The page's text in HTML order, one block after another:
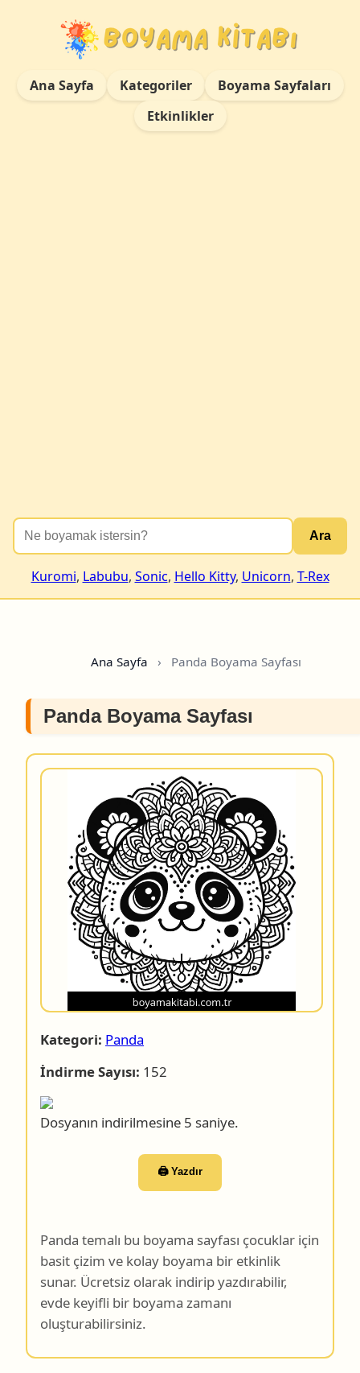
Ana Sayfa Kategoriler
Boyama Sayfaları
Etkinlikler
Ara
Kuromi, Labubu, Sonic, Hello Kitty, Unicorn, T-Rex
Ana Sayfa › Panda Boyama Sayfası
Panda Boyama Sayfası
Kategori: Panda
İndirme Sayısı: 152
Dosyanın indirilmesine 4 saniye.
🖨️ Yazdır
Panda temalı bu boyama sayfası çocuklar için
basit çizim ve kolay boyama bir etkinlik
sunar. Ücretsiz olarak indirip yazdırabilir,
evde keyifli bir boyama zamanı
oluşturabilirsiniz.